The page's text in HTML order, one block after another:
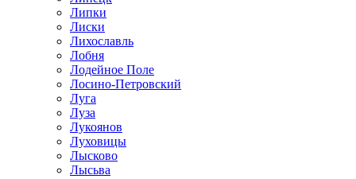
Липки
Лиски
Лихославль
Лобня
Лодейное Поле
Лосино-Петровский
Луга
Луза
Лукоянов
Луховицы
Лысково
Лысьва